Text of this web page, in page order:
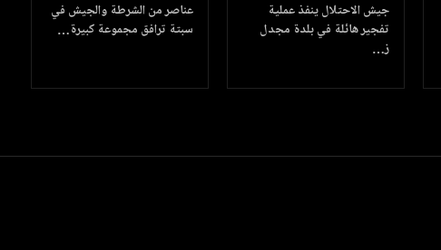
جيش الاحتلال ينفذ عملية
تفجير هائلة في بلدة مجدل
ز…
عناصر من الشرطة والجيش في
سبتة ترافق مجموعة كبيرة…